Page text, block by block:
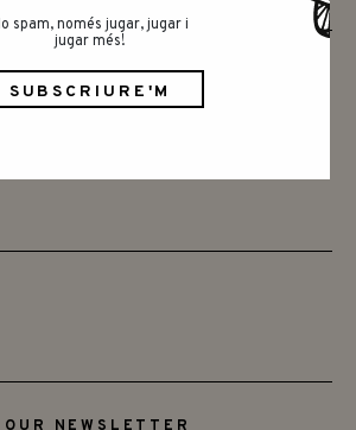
spam, només jugar, jugar i
jugar més!